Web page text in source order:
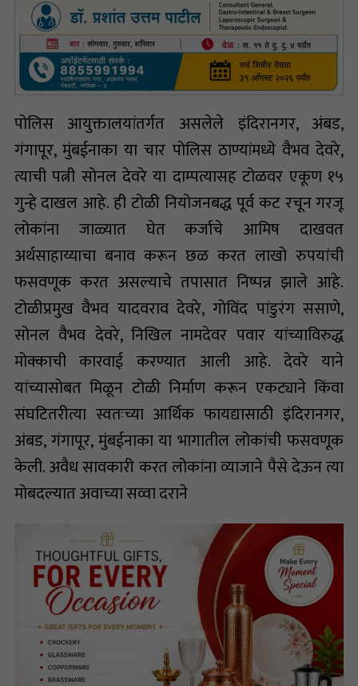
पोलिस आयुक्तालयांतर्गत असलेले इंदिरानगर, अंबड,
गंगापूर, मुंबईनाका या चार पोलिस ठाण्यांमध्ये वैभव देवरे,
त्याची पत्नी सोनल देवरे या दाम्पत्यासह टोळवर एकूण १५
गुन्हे दाखल आहे. ही टोळी नियोजनबद्ध पूर्व कट रचून गरजू
लोकांना जाळ्यात घेत कर्जाचे आमिष दाखवत
अर्थसाहाय्याचा बनाव करून छळ करत लाखो रुपयांची
फसवणूक करत असल्याचे तपासात निष्पन्न झाले आहे.
टोळीप्रमुख वैभव यादवराव देवरे, गोविंद पांडुरंग ससाणे,
सोनल वैभव देवरे, निखिल नामदेवर पवार यांच्याविरुद्ध
मोक्काची कारवाई करण्यात आली आहे. देवरे याने
यांच्यासोबत मिळून टोळी निर्माण करून एकट्याने किंवा
संघटितरीत्या स्वतःच्या आर्थिक फायद्यासाठी इंदिरानगर,
अंबड, गंगापूर, मुंबईनाका या भागातील लोकांची फसवणूक
केली. अवैध सावकारी करत लोकांना व्याजाने पैसे देऊन त्या
मोबदल्यात अवाच्या सव्वा दराने